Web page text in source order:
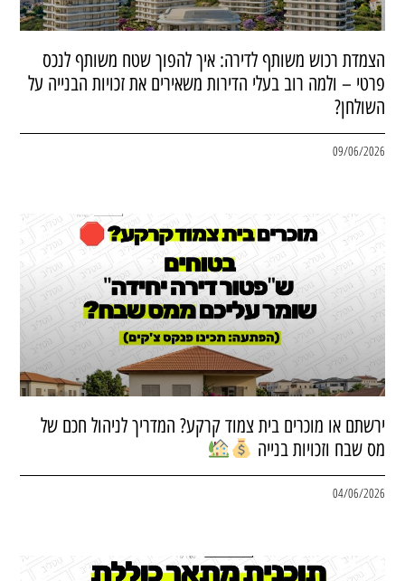
הצמדת רכוש משותף לדירה: איך להפוך שטח משותף לנכס
פרטי – ולמה רוב בעלי הדירות משאירים את זכויות הבנייה על
השולחן?
09/06/2026
ירשתם או מוכרים בית צמוד קרקע? המדריך לניהול חכם של
מס שבח וזכויות בנייה
04/06/2026